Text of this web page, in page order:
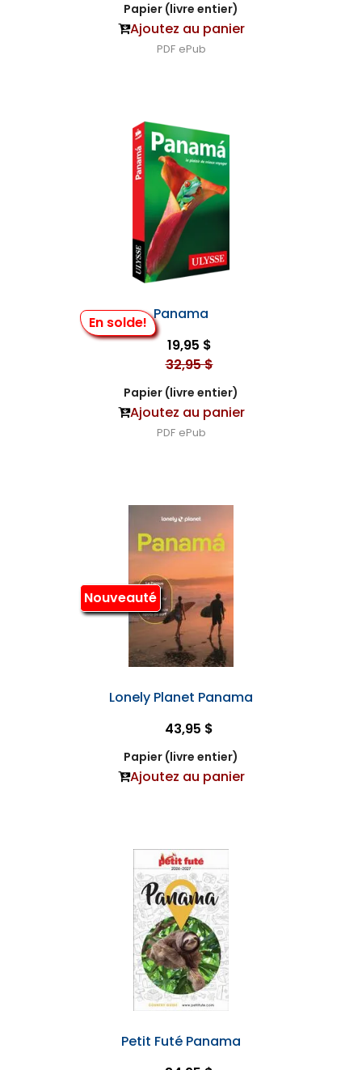
Papier (livre entier)
Ajoutez au panier
PDF ePub
En solde! Panama
19,95 $
32,95 $
Papier (livre entier)
Ajoutez au panier
PDF ePub
Nouveauté
Lonely Planet Panama
43,95 $
Papier (livre entier)
Ajoutez au panier
Petit Futé Panama